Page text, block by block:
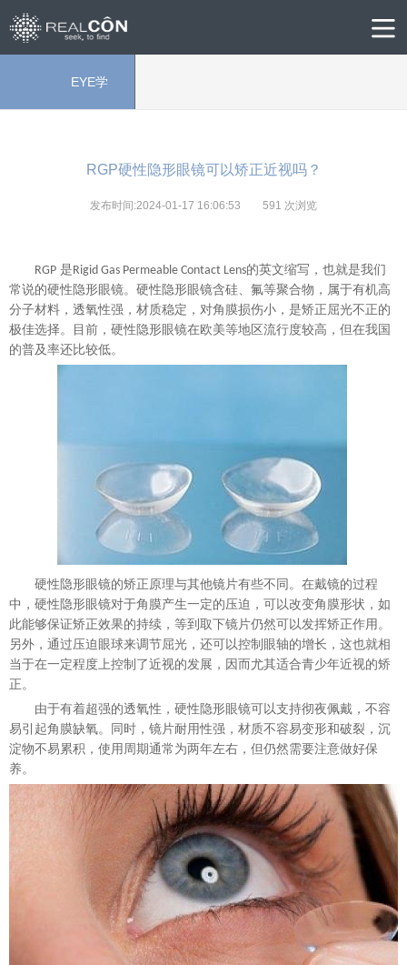
EYE学
RGP硬性隐形眼镜可以矫正近视吗？
发布时间:2024-01-17 16:06:53 591 次浏览
RGP 是Rigid Gas Permeable Contact Lens的英文缩写，也就是我们
常说的硬性隐形眼镜。硬性隐形眼镜含硅、氟等聚合物，属于有机高
分子材料，透氧性强，材质稳定，对角膜损伤小，是矫正屈光不正的
极佳选择。目前，硬性隐形眼镜在欧美等地区流行度较高，但在我国
的普及率还比较低。
硬性隐形眼镜的矫正原理与其他镜片有些不同。在戴镜的过程
中，硬性隐形眼镜对于角膜产生一定的压迫，可以改变角膜形状，如
此能够保证矫正效果的持续，等到取下镜片仍然可以发挥矫正作用。
另外，通过压迫眼球来调节屈光，还可以控制眼轴的增长，这也就相
当于在一定程度上控制了近视的发展，因而尤其适合青少年近视的矫
正。
由于有着超强的透氧性，硬性隐形眼镜可以支持彻夜佩戴，不容
易引起角膜缺氧。同时，镜片耐用性强，材质不容易变形和破裂，沉
淀物不易累积，使用周期通常为两年左右，但仍然需要注意做好保
养。